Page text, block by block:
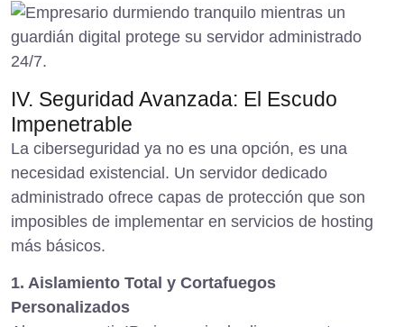
IV. Seguridad Avanzada: El Escudo
Impenetrable
La ciberseguridad ya no es una opción, es una
necesidad existencial. Un servidor dedicado
administrado ofrece capas de protección que son
imposibles de implementar en servicios de hosting
más básicos.
1. Aislamiento Total y Cortafuegos
Personalizados